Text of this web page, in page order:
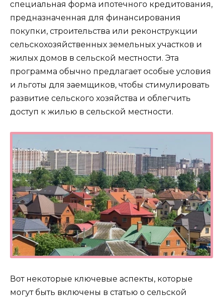
специальная форма ипотечного кредитования,
предназначенная для финансирования
покупки, строительства или реконструкции
сельскохозяйственных земельных участков и
жилых домов в сельской местности. Эта
программа обычно предлагает особые условия
и льготы для заемщиков, чтобы стимулировать
развитие сельского хозяйства и облегчить
доступ к жилью в сельской местности.
Вот некоторые ключевые аспекты, которые
могут быть включены в статью о сельской